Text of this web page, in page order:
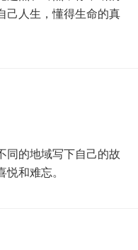
己人生，懂得生命的真
同的地域写下自己的故
和难忘。